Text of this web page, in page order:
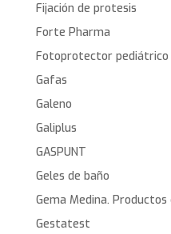
Fijación de protesis
Forte Pharma
Fotoprotector pediátrico
Gafas
Galeno
Galiplus
GASPUNT
Geles de baño
Gema Medina.
Gestatest